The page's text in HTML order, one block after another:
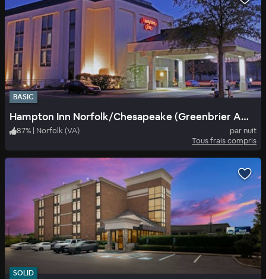
BASIC
Hampton Inn Norfolk/Chesapeake (Greenbrier Area)
87% Norfolk (VA)
par nuit
Tous frais compris
SOLID